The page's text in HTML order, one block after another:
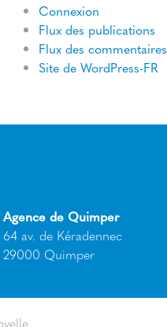
Connexion
Flux des publications
Flux des commentaires
Site de WordPress-FR
Agence de Quimper
64 av. de Kéradennec
29000 Quimper